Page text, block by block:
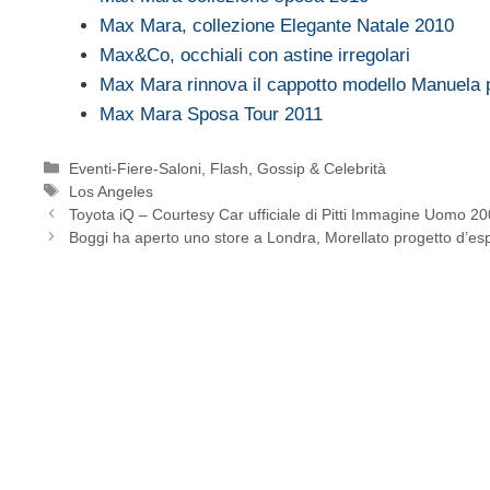
Max Mara, collezione Elegante Natale 2010
Max&Co, occhiali con astine irregolari
Max Mara rinnova il cappotto modello
Max Mara Sposa Tour 2011
Categorie
Eventi-Fiere-Saloni Flash ,Gossip & Celebrità
Tag
Los Angeles
Toyota iQ – Courtesy Car ufficiale di Pitti Immagine Uomo
Boggi ha aperto uno store a Londra, Morellato progetto